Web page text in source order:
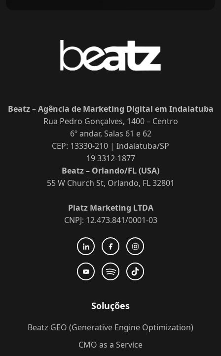
Beatz – Agência de Marketing Digital em Indaiatuba
Rua Pedro Gonçalves, 1400 – Centro
6º andar, Salas 61 e 62
CEP: 13330-210 | Indaiatuba/SP
19 3312-1877
Beatz – Orlando/FL (USA)
55 W Church St, Orlando, FL 32801
Platz Marketing LTDA
CNPJ: 12.473.841/0001-03
Soluções
Beatz GEO (Generative Engine Optimization)
CMO as a Service